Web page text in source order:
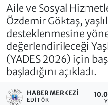
Aile ve Sosyal
Özdemir Göktaş,
desteklenmesine
değerlendirileceği
(YADES 2026) için
başladığını açıkladı.
HABER MERKEZI
EDITÖR